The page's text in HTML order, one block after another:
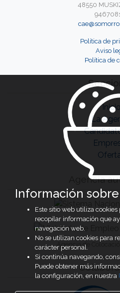
48550
Política de
Aviso
Política de
Inicio
La
Agencia
Agencia de
Información
Este sitio web utiliza
recopilar información que
navegación web.
No se utilizan cookies para
carácter personal.
Si continúa navegando,
Puede obtener más
la configuración, en nuestra